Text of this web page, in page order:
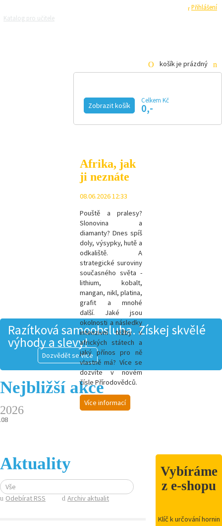
Přihlášení
Katalog pro učitele
košík je prázdný
Zobrazit košík
Celkem Kč
0,-
Afrika, jak
ji neznáte
08.06.2026 12:33
Pouště a pralesy?
Slonovina a
diamanty? Dnes spíš
doly, výsypky, hutě a
odkaliště. A
strategické suroviny
současného světa -
lithium, kobalt,
mangan, nikl, platina,
grafit a mnohé
další. Jaké jsou
okolnosti a následky
intenzivní těžby v
afrických státech a
jaký přínos pro ně
vlastně má? Více se
dozvíte v novém
čísle Přírodovědců.
Více informací
Razítková samoobsluha. Získej skvělé
výhody a slevy!
Dozvědět se více
Nejbližší akce
2026
Aktuality
Vše
Odebírat RSS
Archiv aktualit
Vybíráme
z e-shopu
Klíč k určování hornin